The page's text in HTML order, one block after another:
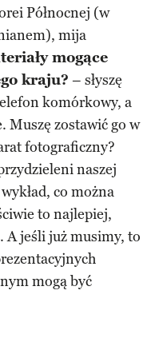
Północnej (w
mija
mogące
kraju? – słyszę
komórkowy, a
Muszę zostawić go w
fotograficzny?
naszej
co można
to najlepiej,
A jeśli już musimy, to
mogą być